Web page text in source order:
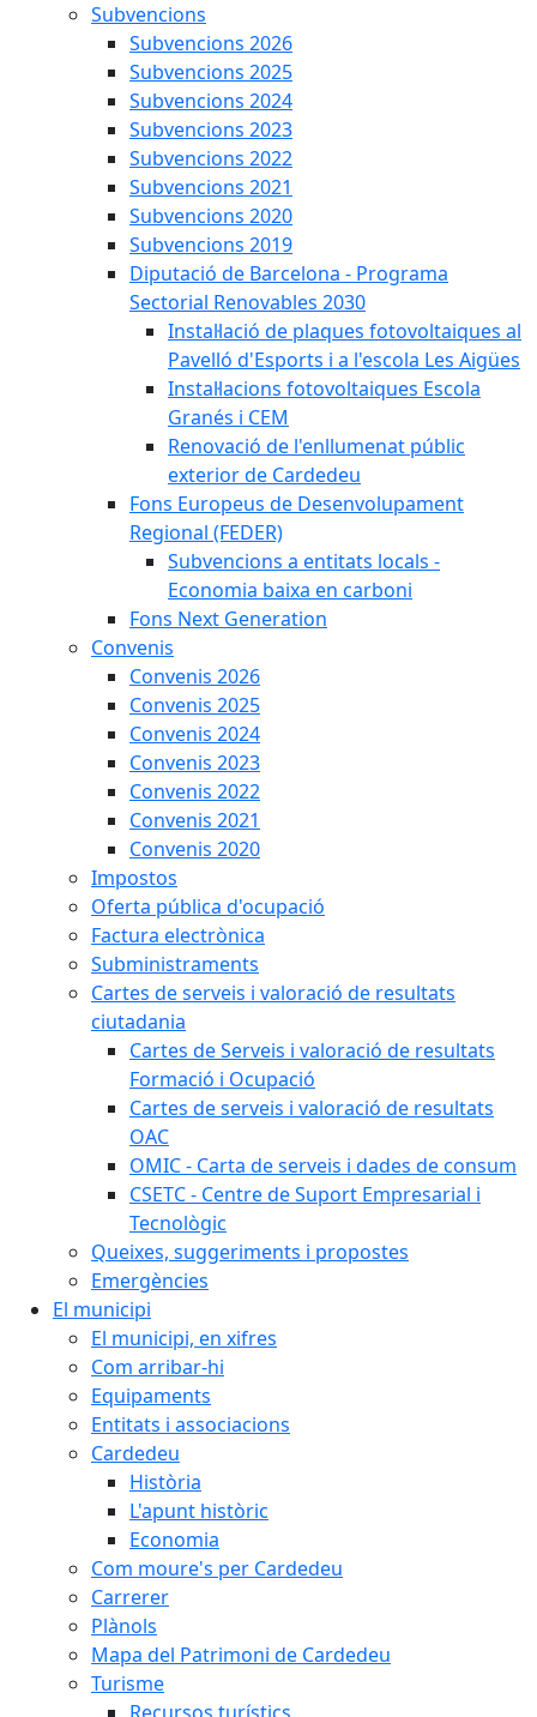
Subvencions
Subvencions 2026
Subvencions 2025
Subvencions 2024
Subvencions 2023
Subvencions 2022
Subvencions 2021
Subvencions 2020
Subvencions 2019
Diputació de Barcelona - Programa
Sectorial Renovables 2030
Instal·lació de plaques fotovoltaiques al
Pavelló d'Esports i a l'escola Les Aigües
Instal·lacions fotovoltaiques Escola
Granés i CEM
Renovació de l'enllumenat públic
exterior de Cardedeu
Fons Europeus de Desenvolupament
Regional (FEDER)
Subvencions a entitats locals -
Economia baixa en carboni
Fons Next Generation
Convenis
Convenis 2026
Convenis 2025
Convenis 2024
Convenis 2023
Convenis 2022
Convenis 2021
Convenis 2020
Impostos
Oferta pública d'ocupació
Factura electrònica
Subministraments
Cartes de serveis i valoració de resultats
ciutadania
Cartes de Serveis i valoració de resultats
Formació i Ocupació
Cartes de serveis i valoració de resultats
OAC
OMIC - Carta de serveis i dades de consum
CSETC - Centre de Suport Empresarial i
Tecnològic
Queixes, suggeriments i propostes
Emergències
El municipi
El municipi, en xifres
Com arribar-hi
Equipaments
Entitats i associacions
Cardedeu
Història
L'apunt històric
Economia
Com moure's per Cardedeu
Carrerer
Plànols
Mapa del Patrimoni de Cardedeu
Turisme